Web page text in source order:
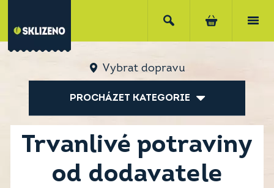
Vybrat dopravu
PROCHÁZET KATEGORIE
Trvanlivé potraviny
od dodavatele